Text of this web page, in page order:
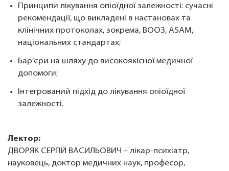
Принципи лікування опіоїдної залежності: сучасні
рекомендації, що викладені в настановах та
клінічних протоколах, зокрема, ВООЗ, ASAM,
національних стандартах;
Бар’єри на шляху до високоякісної медичної
допомоги;
Інтегрований підхід до лікування опіоїдної
залежності.
Лектор:
ДВОРЯК СЕРГІЙ ВАСИЛЬОВИЧ – лікар-психіатр,
науковець, доктор медичних наук, професор,